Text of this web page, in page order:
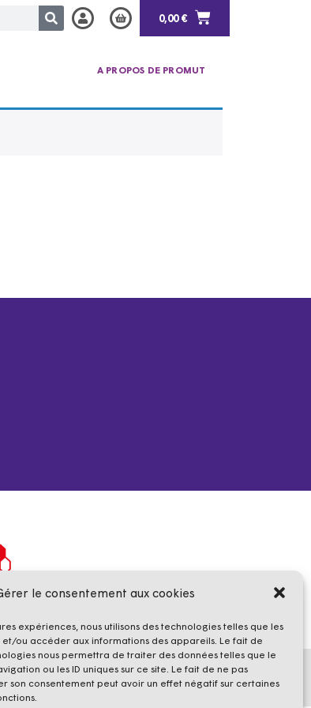
le consentement aux cookies
expériences, nous utilisons des technologies telles que les
ou accéder aux informations des appareils. Le fait de
nous permettra de traiter des données telles que le
ou les ID uniques sur ce site. Le fait de ne pas
son consentement peut avoir un effet négatif sur certaines
0,00€
A PROPOS DE PROMUT